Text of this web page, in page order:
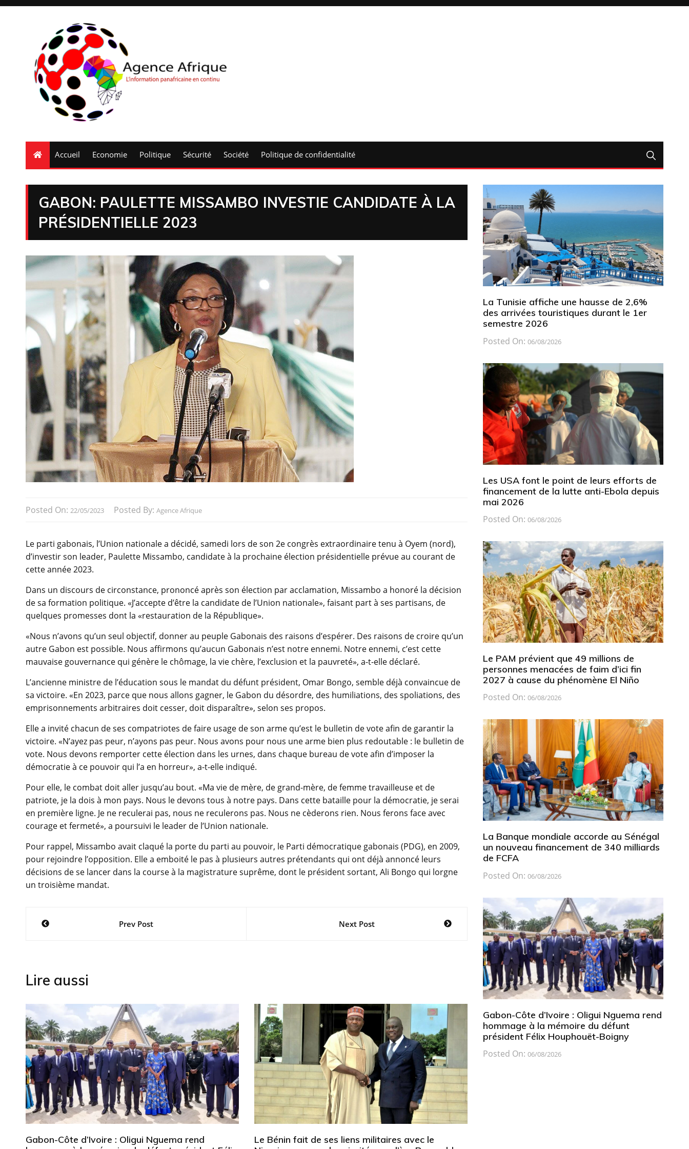
Accueil Economie Politique Sécurité Société Politique de confidentialité
GABON: PAULETTE MISSAMBO INVESTIE CANDIDATE À LA
PRÉSIDENTIELLE 2023
Posted On: 22/05/2023 Posted By: Agence Afrique
Le parti gabonais, l’Union nationale a décidé, samedi lors de son 2e congrès extraordinaire tenu à Oyem (nord),
d’investir son leader, Paulette Missambo, candidate à la prochaine élection présidentielle prévue au courant de
cette année 2023.
Dans un discours de circonstance, prononcé après son élection par acclamation, Missambo a honoré la décision
de sa formation politique. «J’accepte d’être la candidate de l’Union nationale», faisant part à ses partisans, de
quelques promesses dont la «restauration de la République».
«Nous n’avons qu’un seul objectif, donner au peuple Gabonais des raisons d’espérer. Des raisons de croire qu’un
autre Gabon est possible. Nous affirmons qu’aucun Gabonais n’est notre ennemi. Notre ennemi, c’est cette
mauvaise gouvernance qui génère le chômage, la vie chère, l’exclusion et la pauvreté», a-t-elle déclaré.
L’ancienne ministre de l’éducation sous le mandat du défunt président, Omar Bongo, semble déjà convaincue de
sa victoire. «En 2023, parce que nous allons gagner, le Gabon du désordre, des humiliations, des spoliations, des
emprisonnements arbitraires doit cesser, doit disparaître», selon ses propos.
Elle a invité chacun de ses compatriotes de faire usage de son arme qu’est le bulletin de vote afin de garantir la
victoire. «N’ayez pas peur, n’ayons pas peur. Nous avons pour nous une arme bien plus redoutable : le bulletin de
vote. Nous devons remporter cette élection dans les urnes, dans chaque bureau de vote afin d’imposer la
démocratie à ce pouvoir qui l’a en horreur», a-t-elle indiqué.
Pour elle, le combat doit aller jusqu’au bout. «Ma vie de mère, de grand-mère, de femme travailleuse et de
patriote, je la dois à mon pays. Nous le devons tous à notre pays. Dans cette bataille pour la démocratie, je serai
en première ligne. Je ne reculerai pas, nous ne reculerons pas. Nous ne cèderons rien. Nous ferons face avec
courage et fermeté», a poursuivi le leader de l’Union nationale.
Pour rappel, Missambo avait claqué la porte du parti au pouvoir, le Parti démocratique gabonais (PDG), en 2009,
pour rejoindre l’opposition. Elle a emboité le pas à plusieurs autres prétendants qui ont déjà annoncé leurs
décisions de se lancer dans la course à la magistrature suprême, dont le président sortant, Ali Bongo qui lorgne
un troisième mandat.
NavigationPrev Post Next Post
Lire aussi
Gabon-Côte d’Ivoire : Oligui Nguema rend
Le Bénin fait de ses liens militaires avec le
La Tunisie affiche une hausse de 2,6%
des arrivées touristiques durant le 1er
semestre 2026
Posted On: 06/08/2026
Les USA font le point de leurs efforts de
financement de la lutte anti-Ebola depuis
mai 2026
Posted On: 06/08/2026
Le PAM prévient que 49 millions de
personnes menacées de faim d’ici fin
2027 à cause du phénomène El Niño
Posted On: 06/08/2026
La Banque mondiale accorde au Sénégal
un nouveau financement de 340 milliards
de FCFA
Posted On: 06/08/2026
Gabon-Côte d’Ivoire : Oligui Nguema rend
hommage à la mémoire du défunt
président Félix Houphouët-Boigny
Posted On: 06/08/2026